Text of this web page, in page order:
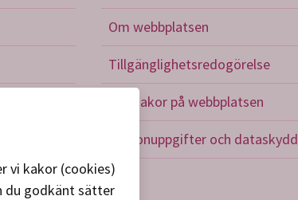
Om webbplatsen
Tillgänglighetsredogörelse
Om kakor på webbplatsen
Personuppgifter och dataskydd
kakor
vi kakor (cookies)
du godkänt sätter